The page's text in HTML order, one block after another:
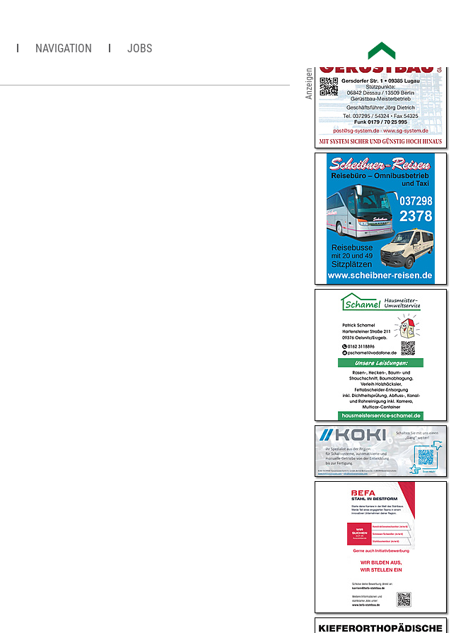
NAVIGATION JOBS
Anzeigen